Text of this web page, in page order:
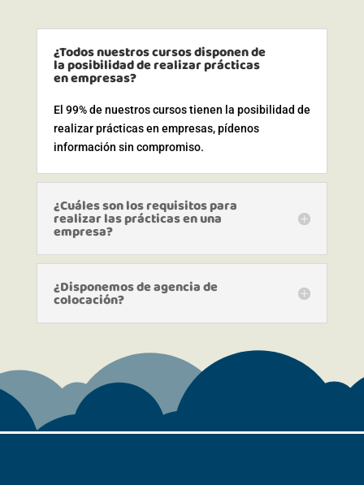
¿Todos nuestros cursos disponen de
la posibilidad de realizar prácticas
en empresas?
El 99% de nuestros cursos tienen la posibilidad de
realizar prácticas en empresas, pídenos
información sin compromiso.
¿Cuáles son los requisitos para
realizar las prácticas en una
empresa?
¿Disponemos de agencia de
colocación?